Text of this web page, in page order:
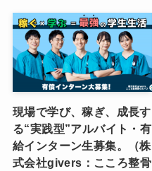
現場で学び、稼ぎ、成長す
る“実践型”アルバイト・有
給インターン生募集。（株
式会社givers：こころ整骨